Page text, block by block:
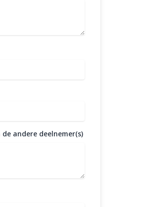
andere deelnemer(s)